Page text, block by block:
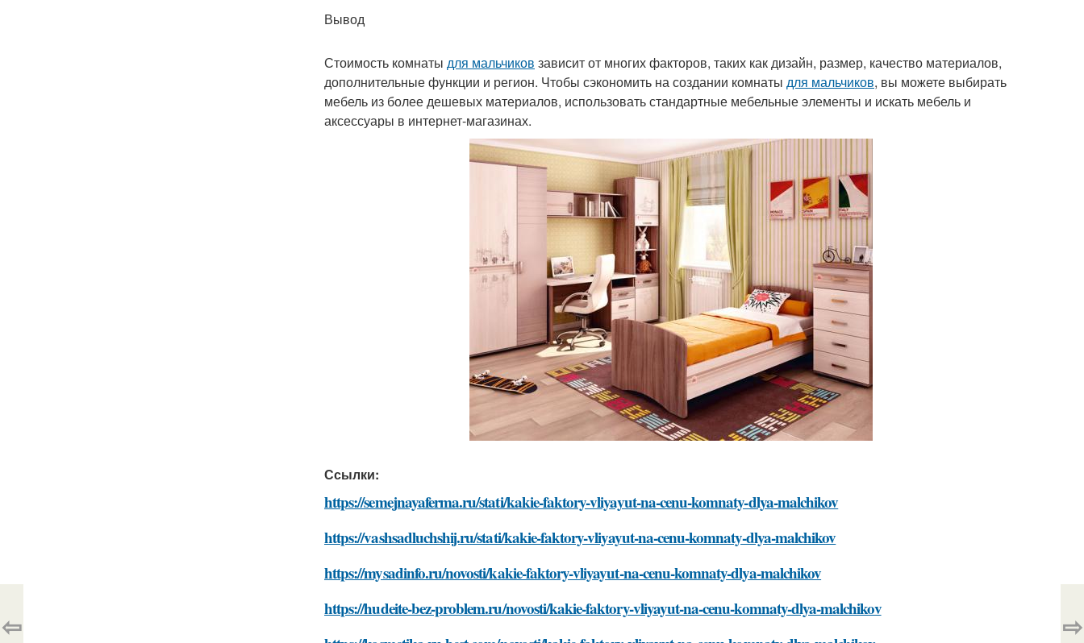
Вывод
Стоимость комнаты для мальчиков зависит от многих факторов, таких как дизайн, размер, качество материалов,
дополнительные функции и регион. Чтобы сэкономить на создании комнаты для мальчиков, вы можете выбирать
мебель из более дешевых материалов, использовать стандартные мебельные элементы и искать мебель и
аксессуары в интернет-магазинах.
Ссылки:
https://semejnayaferma.ru/stati/kakie-faktory-vliyayut-na-cenu-komnaty-dlya-malchikov
https://vashsadluchshij.ru/stati/kakie-faktory-vliyayut-na-cenu-komnaty-dlya-malchikov
https://mysadinfo.ru/novosti/kakie-faktory-vliyayut-na-cenu-komnaty-dlya-malchikov
https://hudeite-bez-problem.ru/novosti/kakie-faktory-vliyayut-na-cenu-komnaty-dlya-malchikov
⇦ ⇨